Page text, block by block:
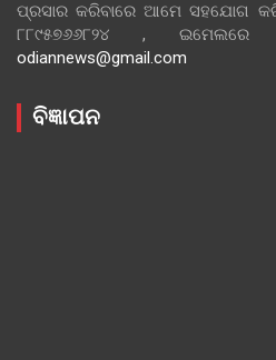
ପ୍ରସାର କରିବାରେ ଆମେ ସହଯୋଗ
୮୮୯୫୭୬୬୮୨୪ ,
odiannews@gmail.com
ବିଜ୍ଞାପନ